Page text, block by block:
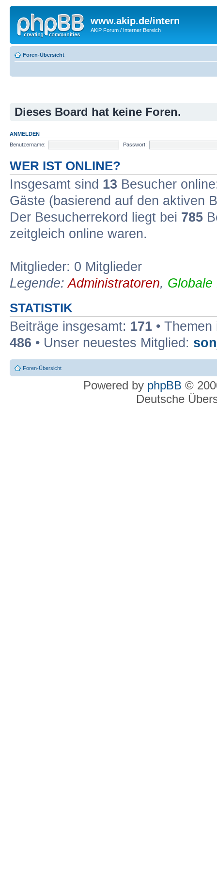
www.akip.de/intern
AKiP Forum / Interner Bereich
Foren-Übersicht
Dieses Board hat keine Foren.
ANMELDEN
Benutzername:
Passwort:
WER IST ONLINE?
Insgesamt sind 13 Besucher
Gäste (basierend auf den aktiven
Der Besucherrekord liegt bei 785
zeitgleich online waren.
Mitglieder: 0 Mitglieder
Legende:Administratoren, Globale
STATISTIK
Beiträge insgesamt: 171 •
486 • Unser neuestes Mitglied:
Foren-Übersicht
Powered by phpBB ©
Deutsche